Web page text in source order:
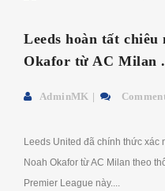
Leeds hoàn tất chiêu
Okafor từ AC Milan
AdminMK
Leeds United đã chính thức
Noah Okafor từ AC Milan theo
Premier League này....